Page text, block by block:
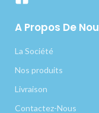
A Propos De
La Société
Nos produits
Livraison
Contactez-Nous